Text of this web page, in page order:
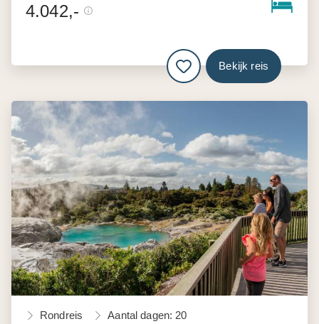
4.042,-
Bekijk reis
Rondreis Aantal dagen: 20